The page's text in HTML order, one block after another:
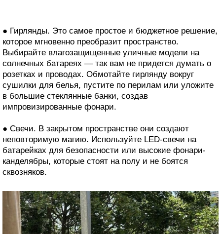
● Гирлянды. Это самое простое и бюджетное решение,
которое мгновенно преобразит пространство.
Выбирайте влагозащищенные уличные модели на
солнечных батареях — так вам не придется думать о
розетках и проводах. Обмотайте гирлянду вокруг
сушилки для белья, пустите по перилам или уложите
в большие стеклянные банки, создав
импровизированные фонари.
● Свечи. В закрытом пространстве они создают
неповторимую магию. Используйте LED-свечи на
батарейках для безопасности или высокие фонари-
канделябры, которые стоят на полу и не боятся
сквозняков.